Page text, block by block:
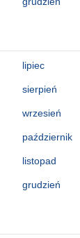
lipiec
sierpień
wrzesień
październik
listopad
grudzień